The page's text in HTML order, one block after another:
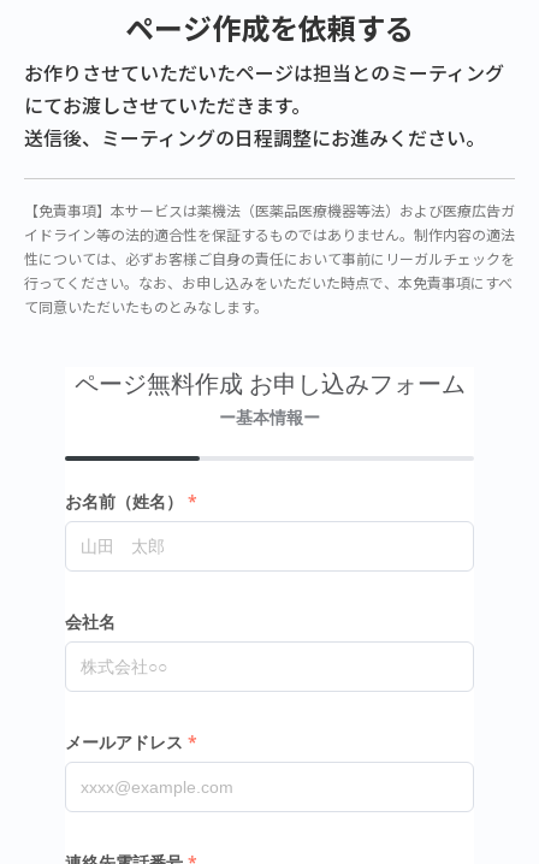
ページ作成を依頼する
お作りさせていただいたページは担当とのミーティング
にてお渡しさせていただきます。
送信後、ミーティングの日程調整にお進みください。
【免責事項】本サービスは薬機法（医薬品医療機器等法）および医療広告ガ
イドライン等の法的適合性を保証するものではありません。制作内容の適法
性については、必ずお客様ご自身の責任において事前にリーガルチェックを
行ってください。なお、お申し込みをいただいた時点で、本免責事項にすべ
て同意いただいたものとみなします。